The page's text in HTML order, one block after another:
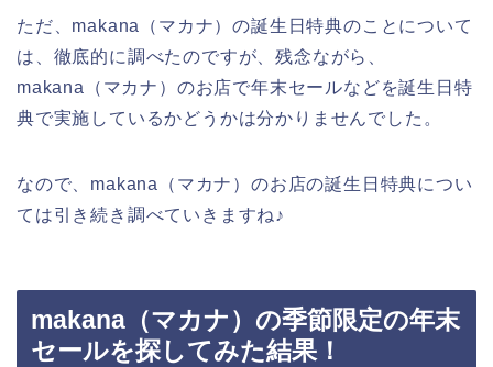
ただ、makana（マカナ）の誕生日特典のことについて
は、徹底的に調べたのですが、残念ながら、
makana（マカナ）のお店で年末セールなどを誕生日特
典で実施しているかどうかは分かりませんでした。
なので、makana（マカナ）のお店の誕生日特典につい
ては引き続き調べていきますね♪
makana（マカナ）の季節限定の年末
セールを探してみた結果！